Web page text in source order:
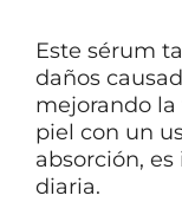
Este sérum
daños
mejorando
piel con un
absorción,
diaria.